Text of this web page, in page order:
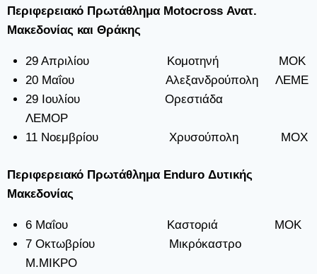
Περιφερειακό Πρωτάθλημα Motocross Ανατ.
Μακεδονίας και Θράκης
29 Απριλίου Κομοτηνή ΜΟΚ
20 Μαΐου Αλεξανδρούπολη ΛΕΜΕ
29 Ιουλίου Ορεστιάδα
ΛΕΜΟΡ
11 Νοεμβρίου Χρυσούπολη ΜΟΧ
Περιφερειακό Πρωτάθλημα Enduro Δυτικής
Μακεδονίας
6 Μαΐου Καστοριά ΜΟΚ
7 Οκτωβρίου Μικρόκαστρο
Μ.ΜΙΚΡΟ